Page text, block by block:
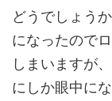
どうでしょう
になったので
しまいますが
にしか眼中に